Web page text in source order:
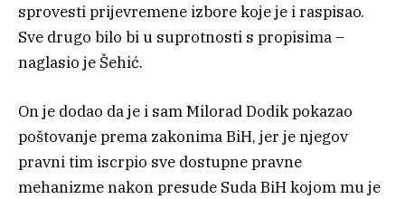
sprovesti prijevremene izbore koje je i raspisao.
Sve drugo bilo bi u suprotnosti s propisima –
naglasio je Šehić.
On je dodao da je i sam Milorad Dodik pokazao
poštovanje prema zakonima BiH, jer je njegov
pravni tim iscrpio sve dostupne pravne
mehanizme nakon presude Suda BiH kojom mu je